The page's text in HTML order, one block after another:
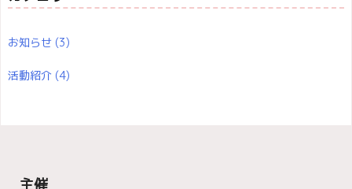
お知らせ (3)
活動紹介 (4)
主催